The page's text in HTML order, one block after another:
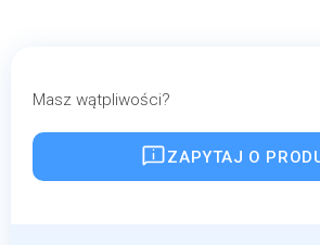
Masz wątpliwości?
ZAPYTAJ O